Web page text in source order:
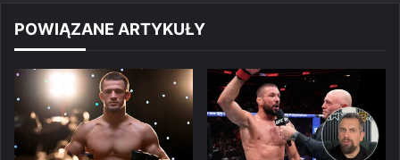
POWIĄZANE ARTYKUŁY